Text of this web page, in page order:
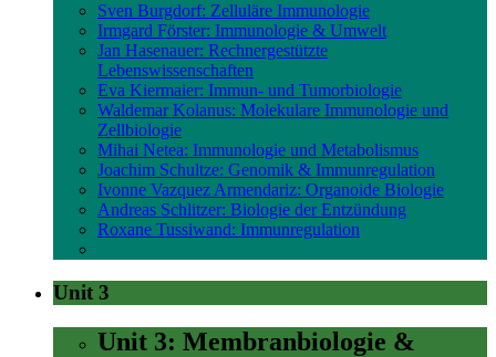
Sven Burgdorf: Zelluläre Immunologie
Irmgard Förster: Immunologie & Umwelt
Jan Hasenauer: Rechnergestützte
Lebenswissenschaften
Eva Kiermaier: Immun- und Tumorbiologie
Waldemar Kolanus: Molekulare Immunologie und
Zellbiologie
Mihai Netea: Immunologie und Metabolismus
Joachim Schultze: Genomik & Immunregulation
Ivonne Vazquez Armendariz: Organoide Biologie
Andreas Schlitzer: Biologie der Entzündung
Roxane Tussiwand: Immunregulation
Unit 3
Unit 3: Membranbiologie &